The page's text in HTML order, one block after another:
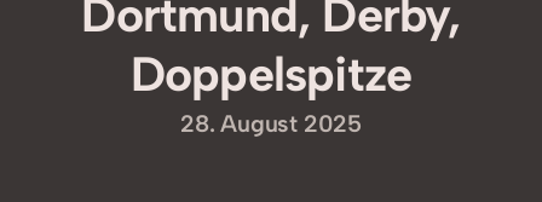
Dortmund, Derby,
Doppelspitze
28. August 2025